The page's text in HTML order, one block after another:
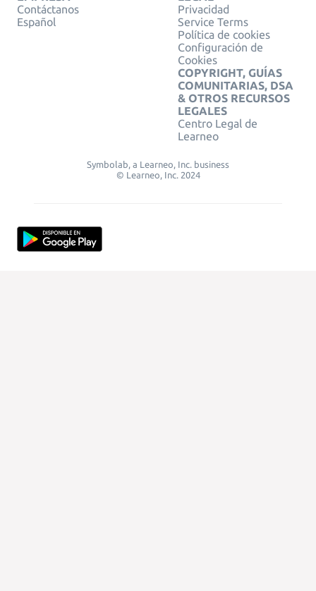
Contáctanos
Español
Privacidad
Service Terms
Política de cookies
Configuración de
Cookies
COPYRIGHT, GUÍAS
COMUNITARIAS, DSA
& OTROS RECURSOS
LEGALES
Centro Legal de
Learneo
Symbolab, a Learneo, Inc. business
© Learneo, Inc. 2024